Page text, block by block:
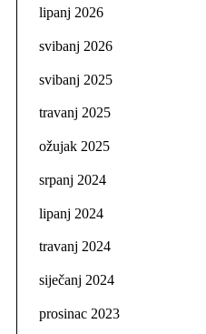
lipanj 2026
svibanj 2026
svibanj 2025
travanj 2025
ožujak 2025
srpanj 2024
lipanj 2024
travanj 2024
siječanj 2024
prosinac 2023